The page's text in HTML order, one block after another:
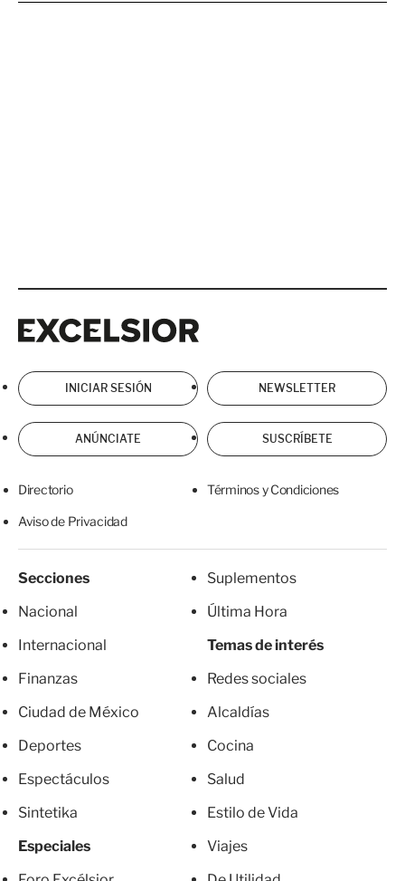
INICIAR SESIÓN NEWSLETTER
ANÚNCIATE SUSCRÍBETE
Directorio Términos y Condiciones
Aviso de Privacidad
Secciones
Nacional
Internacional
Finanzas
Ciudad de México
Deportes
Espectáculos
Sintetika
Especiales
Suplementos
Última Hora
Temas de interés
Redes sociales
Alcaldías
Cocina
Salud
Estilo de Vida
Viajes